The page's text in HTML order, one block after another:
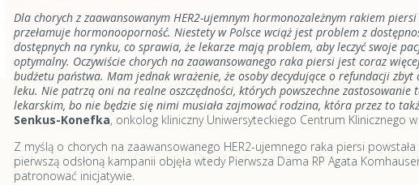
Dla chorych z zaawansowanym HER2-ujemnym hormonozależnym rakiem
przełamuje hormonooporność. Niestety w Polsce wciąż jest problem z
dostępnych na rynku, co sprawia, że lekarze mają problem, aby leczyć swoje
optymalny. Oczywiście chorych na zaawansowanego raka piersi jest coraz
budżetu państwa. Mam jednak wrażenie, że osoby decydujące o refundacji
leku. Nie patrzą oni na realne oszczędności, których powszechne
lekarskim, bo nie będzie się nimi musiała zajmować rodzina, która przez to
Senkus-Konefka, onkolog kliniczny Uniwersyteckiego Centrum Klinicznego
Z myślą o chorych na zaawansowanego HER2-ujemnego raka piersi
pierwszą odsłoną kampanii objęła wtedy Pierwsza Dama RP Agata
patronować inicjatywie.